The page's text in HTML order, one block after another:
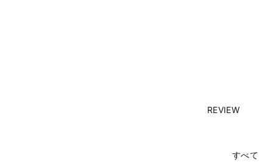
REVIEW
すべて